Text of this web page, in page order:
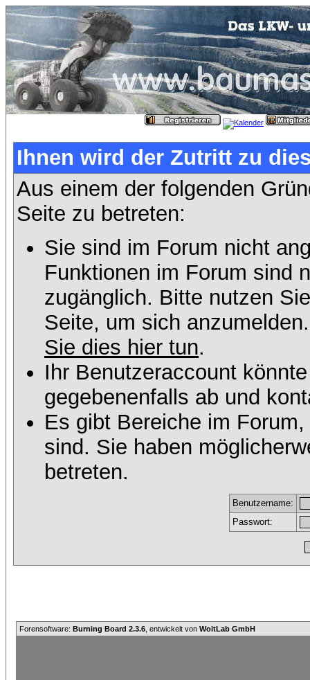
Ihnen wird der Zutritt zu
Aus einem der folgenden
Seite zu betreten:
Sie sind im Forum nicht
Funktionen im Forum sind
zugänglich. Bitte nutzen
Seite, um sich
Sie dies hier tun.
Ihr Benutzeraccount
gegebenenfalls ab und
Es gibt Bereiche im
sind. Sie haben
betreten.
Benutzername:
Passwort:
Forensoftware: Burning Board 2.3.6 , entwickelt von WoltLab GmbH